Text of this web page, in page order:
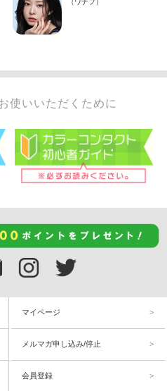
使いいただくために
マイページ
メルマガ申し込み/停止
会員登録